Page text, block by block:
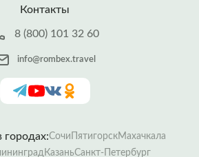
Контакты
8 (800) 101 32 60
info@rombex.travel
городах:Сочи ПятигорскМахачкала
КазаньСанкт-Петербург